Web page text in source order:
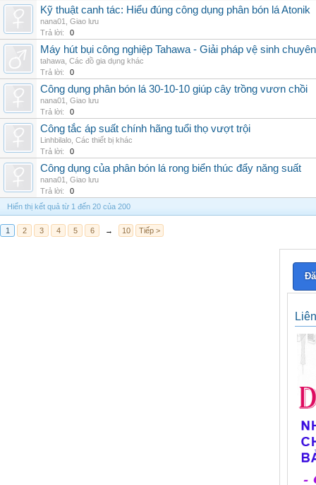
Kỹ thuật canh tác: Hiểu đúng công dụng phân bón lá Atonik
nana01
Giao lưu
Trả lời:
0
Máy hút bụi công nghiệp Tahawa - Giải pháp vệ sinh
tahawa Các đồ gia dụng khác
Trả lời:
0
Công dụng phân bón lá 30-10-10 giúp cây trồng vươn chồi
nana01
Giao lưu
Trả lời:
0
Công tắc áp suất chính hãng tuổi thọ vượt trội
Linhbilalo Các thiết bị khác
Trả lời:
0
Công dụng của phân bón lá rong biển thúc đẩy năng suất
nana01
Giao lưu
Trả lời:
0
Hiển thị kết quả từ 1 đến 20 của 200
1 2 3 4 5 6 → 10 Tiếp >